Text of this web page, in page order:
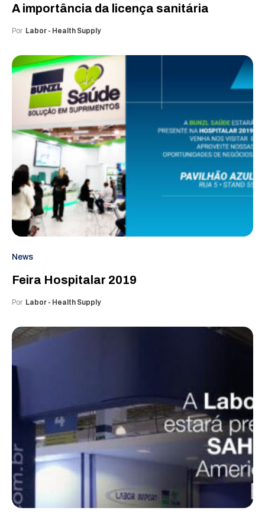
A importância da licença sanitária
Por Labor - Health Supply
News
Feira Hospitalar 2019
Por Labor - Health Supply